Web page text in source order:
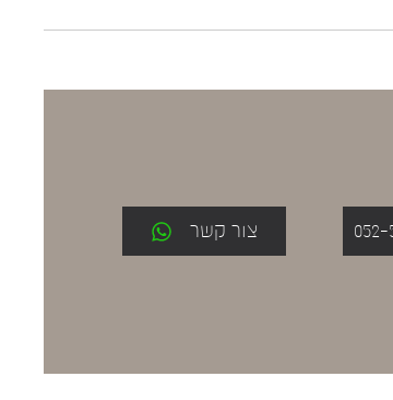
צור קשר